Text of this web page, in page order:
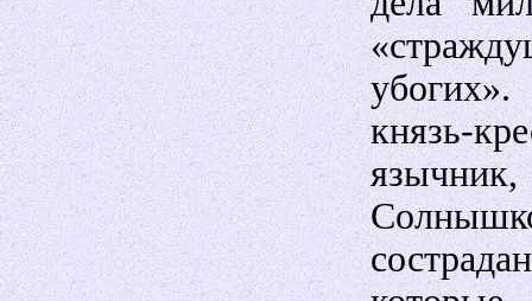
князь-